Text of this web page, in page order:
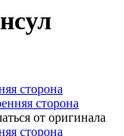
от оригинала